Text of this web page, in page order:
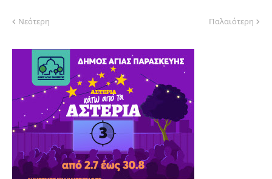
Νεότερη Παλαιότερη